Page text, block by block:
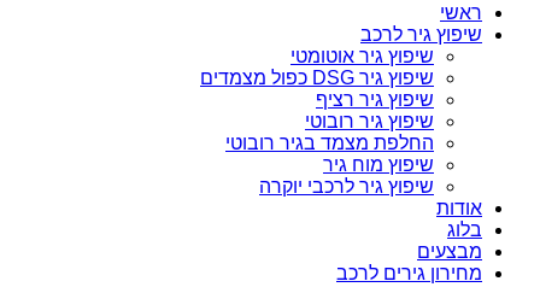
ראשי
שיפוץ גיר לרכב
שיפוץ גיר אוטומטי
שיפוץ גיר DSG כפול מצמדים
שיפוץ גיר רציף
שיפוץ גיר רובוטי
החלפת מצמד בגיר רובוטי
שיפוץ מוח גיר
שיפוץ גיר לרכבי יוקרה
אודות
בלוג
מבצעים
מחירון גירים לרכב